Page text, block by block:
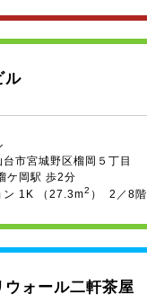
ル
市宮城野区榴岡５丁目
ケ岡駅 歩2分
ン 1K （27.3m2 ） 2／8階
ウォール二軒茶屋